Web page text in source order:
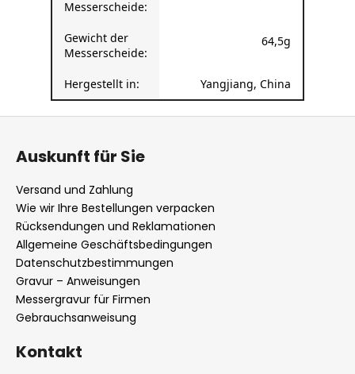
Messerscheide:
Gewicht der
Messerscheide:
64,5g
Hergestellt in: Yangjiang, China
F
Auskunft für Sie
Versand und Zahlung
Wie wir Ihre Bestellungen verpacken
Rücksendungen und Reklamationen
Allgemeine Geschäftsbedingungen
Datenschutzbestimmungen
Gravur – Anweisungen
Messergravur für Firmen
Gebrauchsanweisung
Kontakt